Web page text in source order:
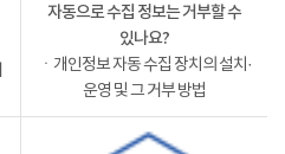
자동으로 수집 정보는 거부할 수
있나요?
ㆍ개인정보 자동 수집 장치의 설치·
운영 및 그 거부 방법